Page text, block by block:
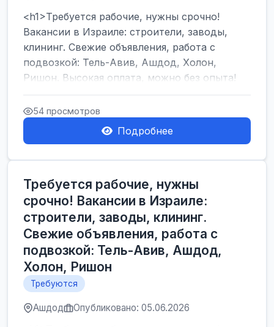
<h1>Требуется рабочие, нужны срочно!
Вакансии в Израиле: строители, заводы,
клининг. Свежие объявления, работа с
подвозкой: Тель-Авив, Ашдод, Холон,
Ришон. Высокая оплата, можно без опыта!
</h1><br />
... 54 просмотров
Подробнее
Требуется рабочие, нужны
срочно! Вакансии в Израиле:
строители, заводы, клининг.
Свежие объявления, работа с
подвозкой: Тель-Авив, Ашдод,
Холон, Ришон
Требуются
Ашдод Опубликовано: 05.06.2026